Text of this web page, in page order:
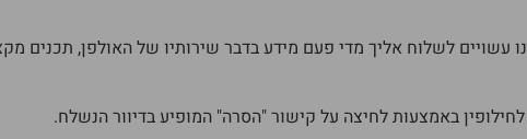
עשויים לשלוח אליך מדי פעם מידע בדבר שירותיו של האולפן, תכנים
באמצעות לחיצה על קישור "הסרה" המופיע בדיוור הנשלח.